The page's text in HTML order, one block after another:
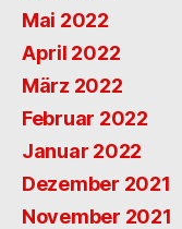
Mai 2022
April 2022
März 2022
Februar 2022
Januar 2022
Dezember 2021
November 2021